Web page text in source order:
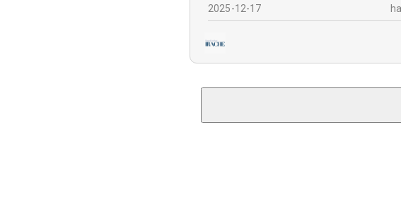
2025-12-17